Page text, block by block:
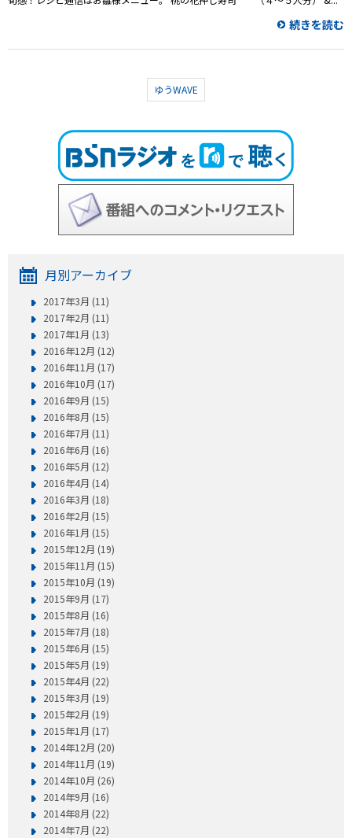
続きを読む
ゆうWAVE
月別アーカイブ
2017年3月 (11)
2017年2月 (11)
2017年1月 (13)
2016年12月 (12)
2016年11月 (17)
2016年10月 (17)
2016年9月 (15)
2016年8月 (15)
2016年7月 (11)
2016年6月 (16)
2016年5月 (12)
2016年4月 (14)
2016年3月 (18)
2016年2月 (15)
2016年1月 (15)
2015年12月 (19)
2015年11月 (15)
2015年10月 (19)
2015年9月 (17)
2015年8月 (16)
2015年7月 (18)
2015年6月 (15)
2015年5月 (19)
2015年4月 (22)
2015年3月 (19)
2015年2月 (19)
2015年1月 (17)
2014年12月 (20)
2014年11月 (19)
2014年10月 (26)
2014年9月 (16)
2014年8月 (22)
2014年7月 (22)